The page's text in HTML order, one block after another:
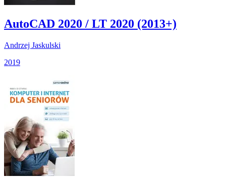
AutoCAD 2020 / LT 2020 (2013+)
Andrzej Jaskulski
2019